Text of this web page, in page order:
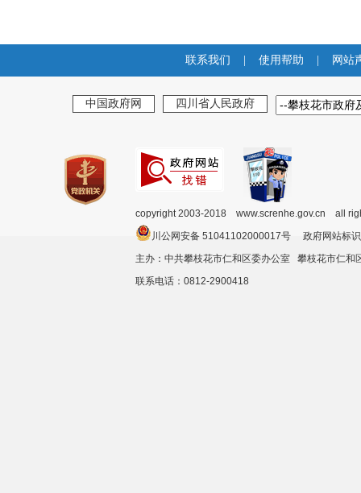
联系我们 使用帮助 网站
中国政府网 四川省人民政府
copyright 2003-2018 www.screnhe.gov.cn all
川公网安备 51041102000017号 政府网站
主办：中共攀枝花市仁和区委办公室 攀枝花市仁
联系电话：0812-2900418